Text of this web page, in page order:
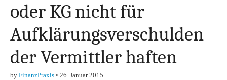
oder KG nicht für
Aufklärungsverschulden
der Vermittler haften
by FinanzPraxis • 26. Januar 2015